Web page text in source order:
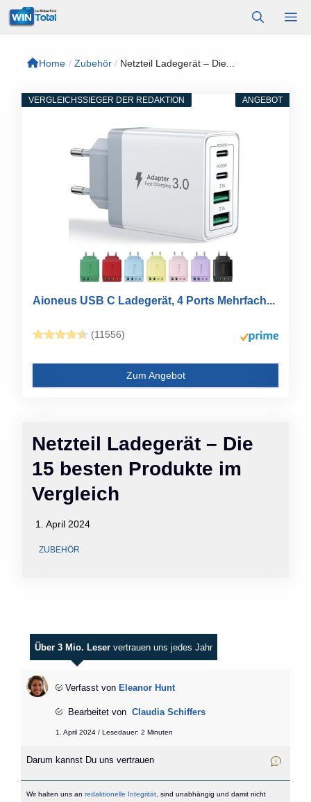
Zum
Inhalt
Home / Zubehör / Netzteil Ladegerät – Die...
Netzteil Ladegerät – Die
15 besten Produkte im
Vergleich
1. April 2024
ZUBEHÖR
ANGEBOT
VERGLEICHSSIEGER DER REDAKTION
Aioneus USB C Ladegerät, 4 Ports Mehrfach...
(11556)
Zum Angebot
Über 3 Mio. Leser vertrauen uns jedes Jahr
Verfasst von Eleanor Hunt
Bearbeitet von Claudia Schiffers
1. April 2024 / Lesedauer: 2 Minuten
Darum kannst Du uns vertrauen
Wir halten uns an redaktionelle Integrität, sind unabhängig und damit nicht